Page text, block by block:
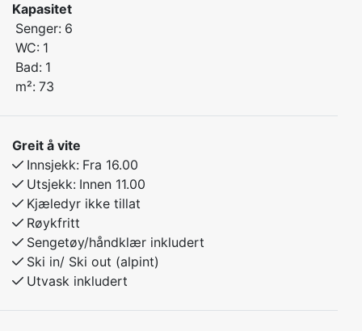
Kapasitet
Senger: 6
WC: 1
Bad: 1
m²: 73
Greit å vite
Innsjekk: Fra 16.00
Utsjekk: Innen 11.00
Kjæledyr ikke tillat
Røykfritt
Sengetøy/håndklær inkludert
Ski in/ Ski out (alpint)
Utvask inkludert